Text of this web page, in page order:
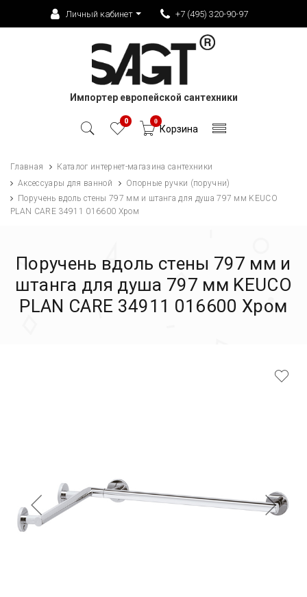
Личный кабинет +7 (495) 320-90-97
Импортер европейской сантехники
0 0
Корзина
Главная
Каталог интернет-магазина сантехники
Аксессуары для ванной
Опорные ручки (поручни)
Поручень вдоль стены 797 мм и штанга для душа 797 мм KEUCO
PLAN CARE 34911 016600 Хром
Поручень вдоль стены 797 мм и
штанга для душа 797 мм KEUCO
PLAN CARE 34911 016600 Хром